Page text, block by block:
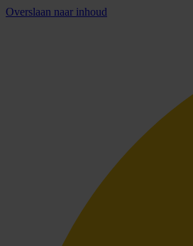
Overslaan naar inhoud